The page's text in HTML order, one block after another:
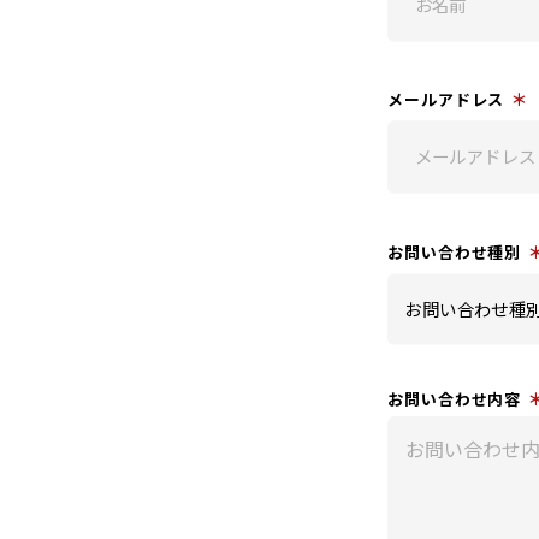
メールアドレス ＊
お問い合わせ種別
お問い合わせ内容